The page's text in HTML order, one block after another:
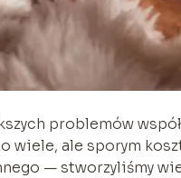
problemów
wiele, ale sporym
— stworzyliśmy